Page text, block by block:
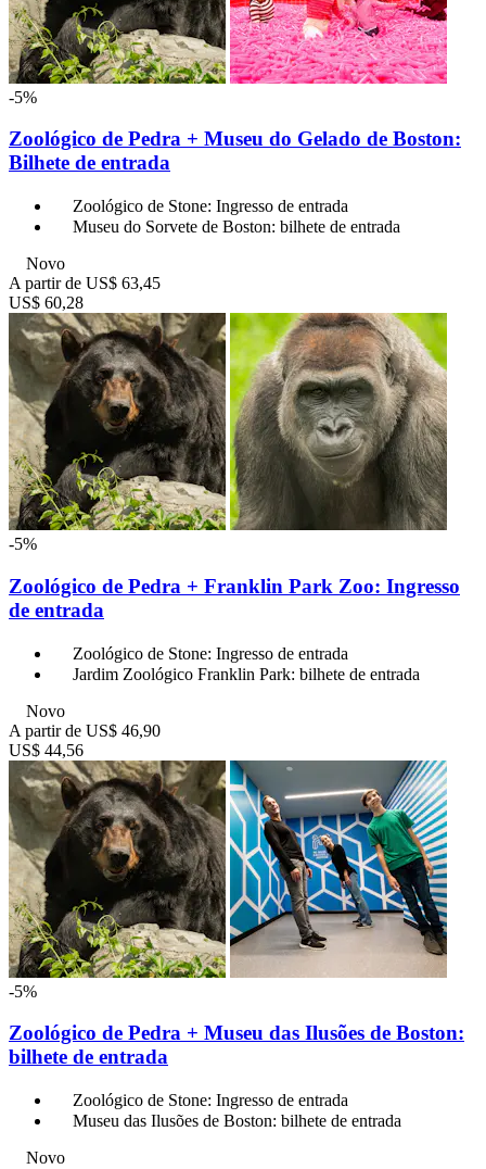
-5%
Zoológico de Pedra + Museu do Gelado de Boston:
Bilhete de entrada
Zoológico de Stone: Ingresso de entrada
Museu do Sorvete de Boston: bilhete de entrada
Novo
A partir de US$ 63,45
US$ 60,28
-5%
Zoológico de Pedra + Franklin Park Zoo: Ingresso
de entrada
Zoológico de Stone: Ingresso de entrada
Jardim Zoológico Franklin Park: bilhete de entrada
Novo
A partir de US$ 46,90
US$ 44,56
-5%
Zoológico de Pedra + Museu das Ilusões de Boston:
bilhete de entrada
Zoológico de Stone: Ingresso de entrada
Museu das Ilusões de Boston: bilhete de entrada
Novo